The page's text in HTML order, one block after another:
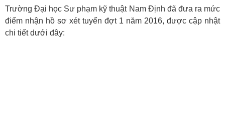
Trường Đại học Sư phạm kỹ thuật Nam Định đã đưa ra mức
điểm nhận hồ sơ xét tuyển đợt 1 năm 2016, được cập nhật
chi tiết dưới đây: